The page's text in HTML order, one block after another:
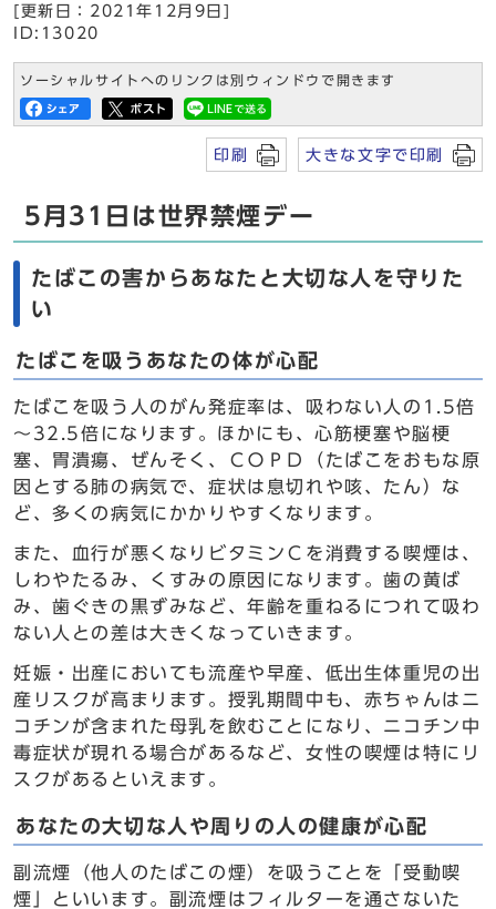
[更新日：2021年12月9日]
ID:13020
ソーシャルサイトへのリンクは別ウィンドウで開きます
印刷 大きな文字で印刷
5月31日は世界禁煙デー
たばこの害からあなたと大切な人を守りた
い
たばこを吸うあなたの体が心配
たばこを吸う人のがん発症率は、吸わない人の1.5倍
～32.5倍になります。ほかにも、心筋梗塞や脳梗
塞、胃潰瘍、ぜんそく、ＣＯＰＤ（たばこをおもな原
因とする肺の病気で、症状は息切れや咳、たん）な
ど、多くの病気にかかりやすくなります。
また、血行が悪くなりビタミンＣを消費する喫煙は、
しわやたるみ、くすみの原因になります。歯の黄ば
み、歯ぐきの黒ずみなど、年齢を重ねるにつれて吸わ
ない人との差は大きくなっていきます。
妊娠・出産においても流産や早産、低出生体重児の出
産リスクが高まります。授乳期間中も、赤ちゃんはニ
コチンが含まれた母乳を飲むことになり、ニコチン中
毒症状が現れる場合があるなど、女性の喫煙は特にリ
スクがあるといえます。
あなたの大切な人や周りの人の健康が心配
副流煙（他人のたばこの煙）を吸うことを「受動喫
煙」といいます。副流煙はフィルターを通さないた